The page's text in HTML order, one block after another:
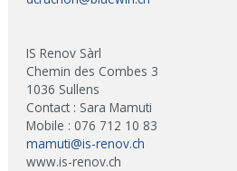
IS Renov Sàrl
Chemin des Combes 3
1036 Sullens
Contact : Sara Mamuti
Mobile : 076 712 10 83
mamuti@is-renov.ch
www.is-renov.ch